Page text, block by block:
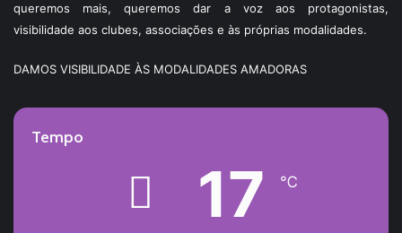
queremos mais, queremos dar a voz aos protagonistas,
visibilidade aos clubes, associações e às próprias modalidades.
DAMOS VISIBILIDADE ÀS MODALIDADES AMADORAS
Tempo
17 ℃